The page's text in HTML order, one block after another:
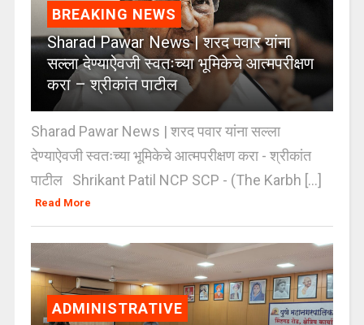
BREAKING NEWS
Sharad Pawar News | शरद पवार यांना
सल्ला देण्याऐवजी स्वतःच्या भूमिकेचे आत्मपरीक्षण
करा – श्रीकांत पाटील
Sharad Pawar News | शरद पवार यांना सल्ला
देण्याऐवजी स्वतःच्या भूमिकेचे आत्मपरीक्षण करा - श्रीकांत
पाटील Shrikant Patil NCP SCP - (The Karbh [...]
Read More
ADMINISTRATIVE